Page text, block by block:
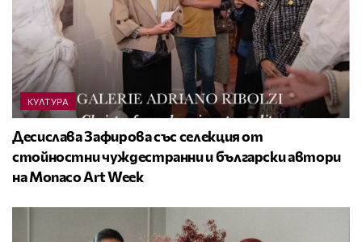
КУЛТУРА
Десислава Зафирова със селекция от
стойностни чуждестранни и български автори
на Monaco Art Week